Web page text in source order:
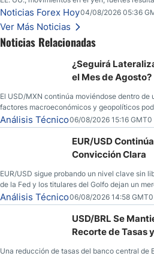
seguridad en Bitcoin y nuevas señales desde
Noticias Forex Hoy04/08/2026 05:36
Ver Más Noticias
Noticias Relacionadas
¿Seguirá
el Mes de Agosto?
El USD/MXN continúa moviéndose dentro
factores macroeconómicos y geopolíticos
dominado al mercado en las últimas semanas.
Análisis Técnico06/08/2026 15:16 GMT0
EUR/USD
Convicción Clara
EUR/USD sigue probando un nivel clave sin
de la Fed y los titulares del Golfo dejan un
convicción real.
Análisis Técnico06/08/2026 14:58 GMT0
USD/BRL Se
Recorte de Tasas
Una reducción de tasas del banco central de